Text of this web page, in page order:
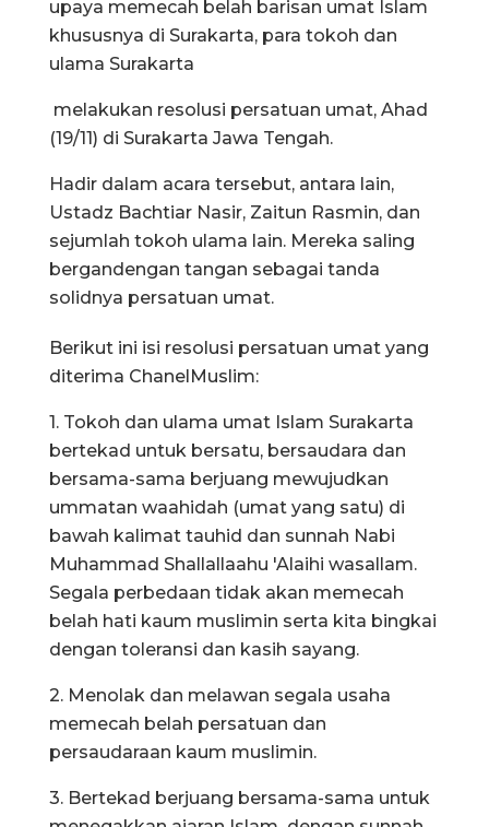
upaya memecah belah barisan umat Islam
khususnya di Surakarta, para tokoh dan
ulama Surakarta
melakukan resolusi persatuan umat, Ahad
(19/11) di Surakarta Jawa Tengah.
Hadir dalam acara tersebut, antara lain,
Ustadz Bachtiar Nasir, Zaitun Rasmin, dan
sejumlah tokoh ulama lain. Mereka saling
bergandengan tangan sebagai tanda
solidnya persatuan umat.
Berikut ini isi resolusi persatuan umat yang
diterima ChanelMuslim:
1. Tokoh dan ulama umat Islam Surakarta
bertekad untuk bersatu, bersaudara dan
bersama-sama berjuang mewujudkan
ummatan waahidah (umat yang satu) di
bawah kalimat tauhid dan sunnah Nabi
Muhammad Shallallaahu 'Alaihi wasallam.
Segala perbedaan tidak akan memecah
belah hati kaum muslimin serta kita bingkai
dengan toleransi dan kasih sayang.
2. Menolak dan melawan segala usaha
memecah belah persatuan dan
persaudaraan kaum muslimin.
3. Bertekad berjuang bersama-sama untuk